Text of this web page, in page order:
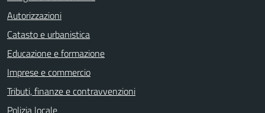
Autorizzazioni
Catasto e urbanistica
Educazione e formazione
Imprese e commercio
Tributi, finanze e contravvenzioni
Polizia locale